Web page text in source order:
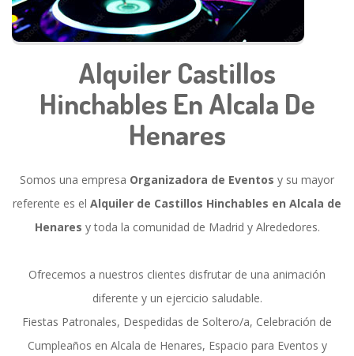
Alquiler Castillos
Hinchables En Alcala De
Henares
Somos una empresa Organizadora de Eventos y su mayor
referente es el Alquiler de Castillos Hinchables en Alcala de
Henares y toda la comunidad de Madrid y Alrededores.
Ofrecemos a nuestros clientes disfrutar de una animación
diferente y un ejercicio saludable.
Fiestas Patronales, Despedidas de Soltero/a, Celebración de
Cumpleaños en Alcala de Henares, Espacio para Eventos y